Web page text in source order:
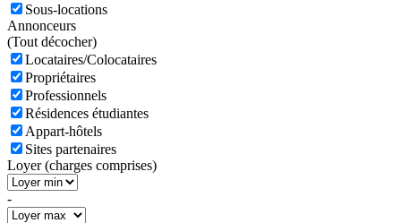
Sous-locations
Annonceurs
(Tout décocher)
Locataires/Colocataires
Propriétaires
Professionnels
Résidences étudiantes
Appart-hôtels
Sites partenaires
Loyer (charges comprises)
-